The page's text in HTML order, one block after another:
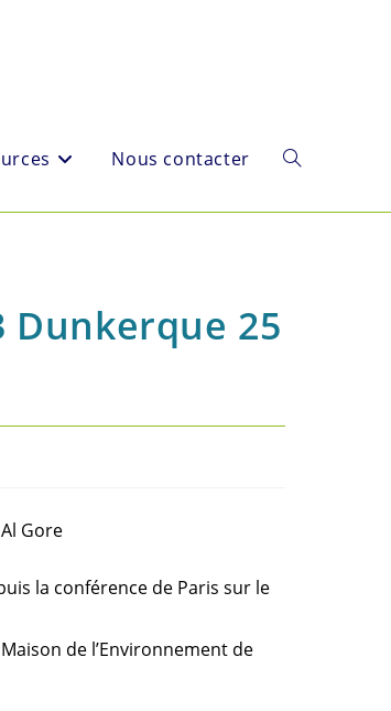
Nous contacter Toggle
Dunkerque 25
Gore
la conférence de Paris sur le
de l’Environnement de